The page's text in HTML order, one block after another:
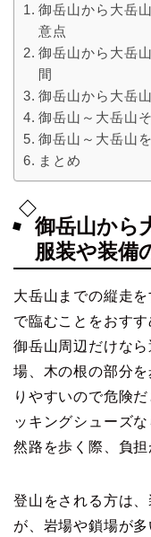
御岳山から大岳
意点
御岳山から大岳
間
御岳山から大岳
御岳山～大岳山
御岳山～大岳山
まとめ
御岳山から
服装や装備
大岳山までの縦走
で臨むことをおすす
御岳山周辺だけな
場、木の根の部分
りやすいので危険
ッキングシューズ
然路を歩く際、負担
登山をされる方は
が、岩場や鎖場が